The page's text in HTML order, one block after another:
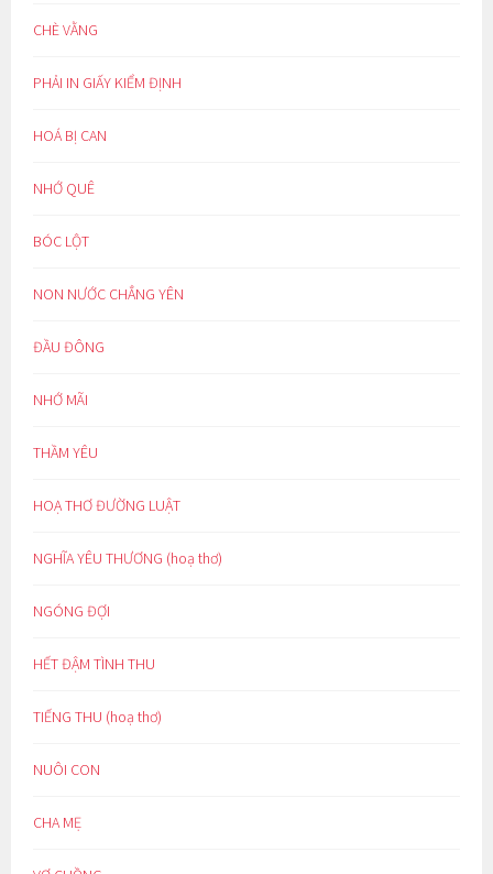
CHÈ VẰNG
PHẢI IN GIẤY KIỂM ĐỊNH
HOÁ BỊ CAN
NHỚ QUÊ
BÓC LỘT
NON NƯỚC CHẲNG YÊN
ĐẦU ĐÔNG
NHỚ MÃI
THẦM YÊU
HOẠ THƠ ĐƯỜNG LUẬT
NGHĨA YÊU THƯƠNG (hoạ thơ)
NGÓNG ĐỢI
HẾT ĐẬM TÌNH THU
TIẾNG THU (hoạ thơ)
NUÔI CON
CHA MẸ